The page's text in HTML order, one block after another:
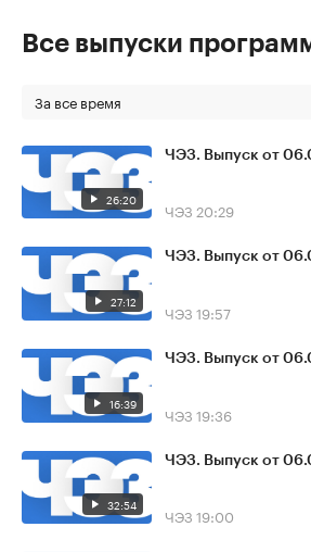
Все выпуски
За все время
26:20
ЧЭЗ. Выпуск от
ЧЭЗ 20:29
27:12
ЧЭЗ. Выпуск от
ЧЭЗ 19:57
16:39
ЧЭЗ. Выпуск от
ЧЭЗ 19:36
32:54
ЧЭЗ. Выпуск от
ЧЭЗ 19:00